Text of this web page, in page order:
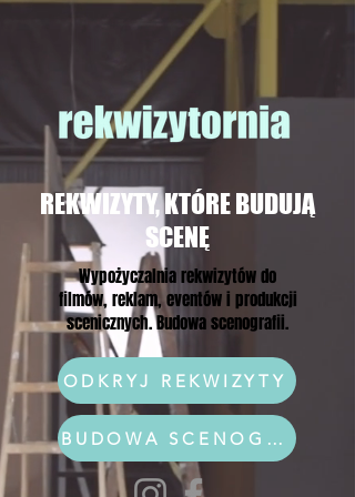
REKWIZYTY, KTÓRE BUDUJĄ
SCENĘ
Wypożyczalnia rekwizytów do
filmów, reklam, eventów i produkcji
scenicznych. Budowa scenografii.
ODKRYJ REKWIZYTY
BUDOWA SCENOGRAFII